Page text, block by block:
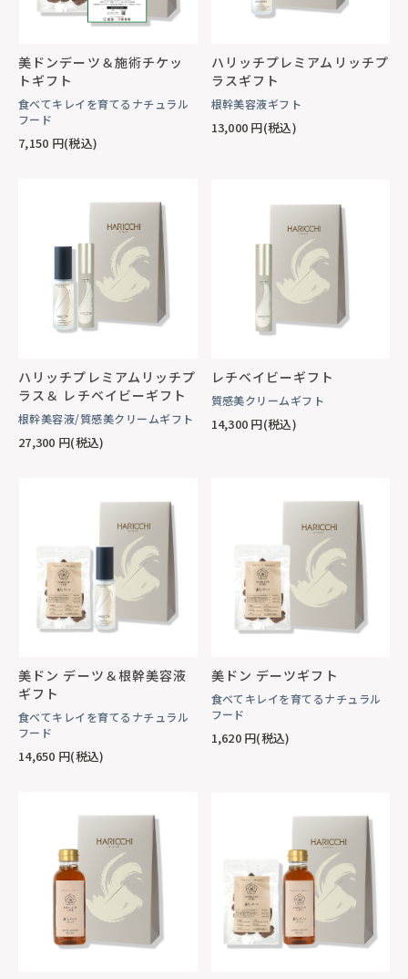
美ドンデーツ＆施術チケッ
トギフト
食べてキレイを育てるナチュラル
フード
7,150 円(税込)
ハリッチプレミアムリッチプ
ラスギフト
根幹美容液ギフト
13,000 円(税込)
ハリッチプレミアムリッチプ
ラス＆ レチベイビーギフト
根幹美容液/質感美クリームギフト
27,300 円(税込)
レチベイビーギフト
質感美クリームギフト
14,300 円(税込)
美ドン デーツ＆根幹美容液
ギフト
食べてキレイを育てるナチュラル
フード
14,650 円(税込)
美ドン デーツギフト
食べてキレイを育てるナチュラル
フード
1,620 円(税込)